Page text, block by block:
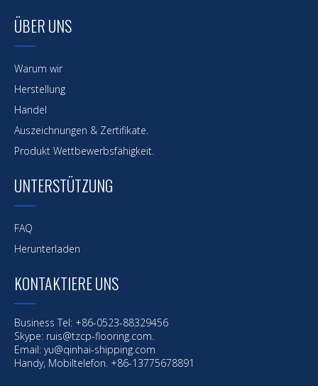
ÜBER UNS
Warum wir
Herstellung
Handel
Auszeichnungen & Zertifikate.
Produkt Wettbewerbsfähigkeit.
UNTERSTÜTZUNG
FAQ
Herunterladen
KONTAKTIERE UNS
Business Tel: +86-0523-88329456
Skype: ruis@tzcp-flooring.com.
Email: yu@qinhai-shipping.com
Handy, Mobiltelefon. +86-13775678891